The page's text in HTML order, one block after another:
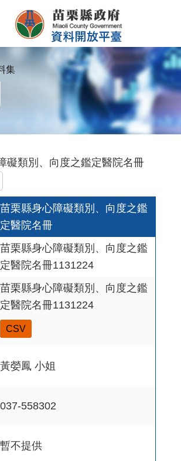
集
礙類別、向度之鑑定醫院名冊
苗栗縣身心障礙類別、向度之鑑
定醫院名冊
苗栗縣身心障礙類別、向度之鑑
定醫院名冊1131224
苗栗縣身心障礙類別、向度之鑑
定醫院名冊1131224
CSV
黃嫈鳳 小姐
037-558302
暫不提供